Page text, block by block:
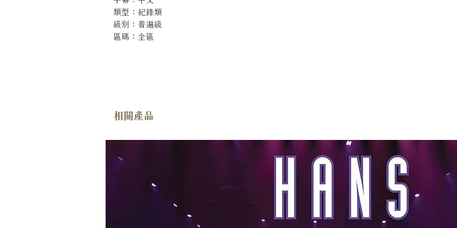
類型：紀錄類
級別：普遍級
區碼：全區
相關產品